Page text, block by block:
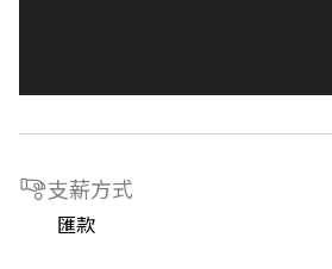
支薪方式
匯款